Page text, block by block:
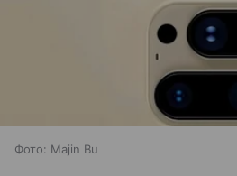
Фото: Majin Bu